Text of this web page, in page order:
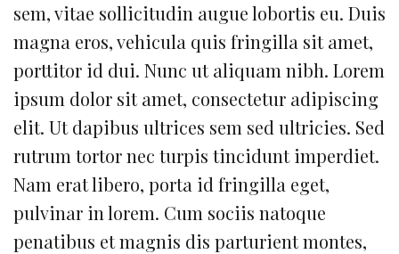
sem, vitae sollicitudin augue lobortis eu. Duis
magna eros, vehicula quis fringilla sit amet,
porttitor id dui. Nunc ut aliquam nibh. Lorem
ipsum dolor sit amet, consectetur adipiscing
elit. Ut dapibus ultrices sem sed ultricies. Sed
rutrum tortor nec turpis tincidunt imperdiet.
Nam erat libero, porta id fringilla eget,
pulvinar in lorem. Cum sociis natoque
penatibus et magnis dis parturient montes,